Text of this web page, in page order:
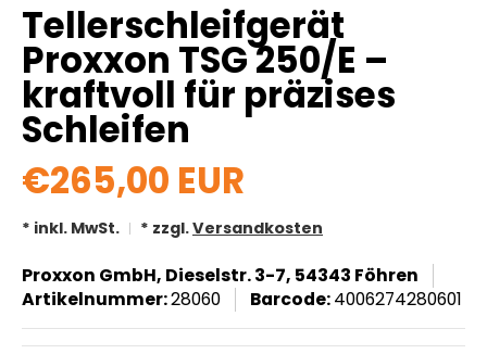
Tellerschleifgerät
Proxxon TSG 250/E –
kraftvoll für präzises
Schleifen
€265,00 EUR
* inkl. MwSt. * zzgl.Versandkosten
Proxxon GmbH, Dieselstr. 3-7, 54343 Föhren
Artikelnummer:28060 Barcode:4006274280601